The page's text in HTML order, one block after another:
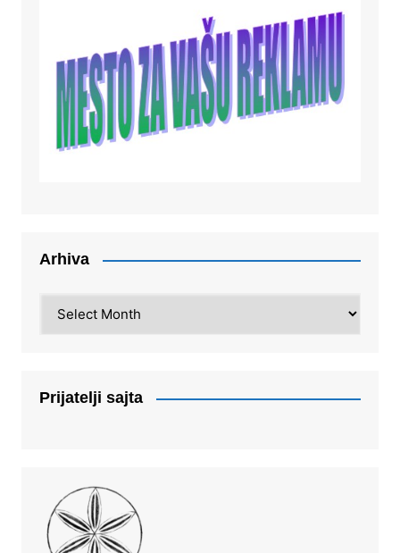
Arhiva
Prijatelji sajta